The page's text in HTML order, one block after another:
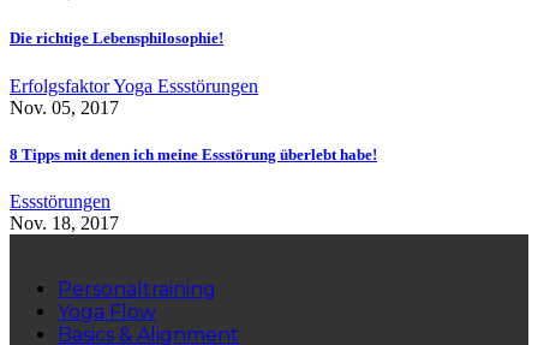
Die richtige Lebensphilosophie!
Erfolgsfaktor Yoga Essstörungen
Nov. 05, 2017
8 Tipps mit denen ich meine Essstörung überlebt habe!
Essstörungen
Nov. 18, 2017
Personaltraining
Yoga Flow
Basics & Alignment